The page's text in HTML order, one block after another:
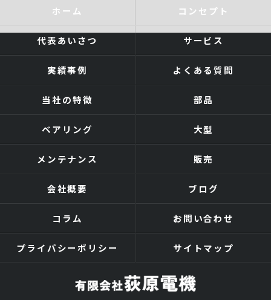
ホーム コンセプト
代表あいさつ サービス
実績事例 よくある質問
当社の特徴 部品
ベアリング 大型
メンテナンス 販売
会社概要 ブログ
コラム お問い合わせ
プライバシーポリシー サイトマップ